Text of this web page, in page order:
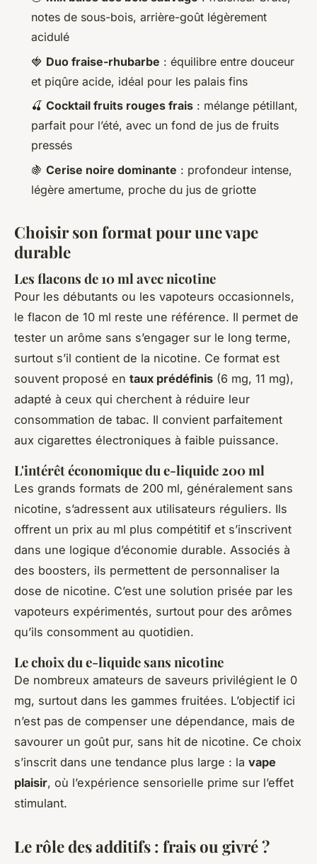
notes de sous-bois, arrière-goût légèrement
acidulé
🍓 Duo fraise-rhubarbe : équilibre entre douceur
et piqûre acide, idéal pour les palais fins
🍒 Cocktail fruits rouges frais : mélange pétillant,
parfait pour l’été, avec un fond de jus de fruits
pressés
🍇 Cerise noire dominante : profondeur intense,
légère amertume, proche du jus de griotte
Choisir son format pour une vape
durable
Les flacons de 10 ml avec nicotine
Pour les débutants ou les vapoteurs occasionnels,
le flacon de 10 ml reste une référence. Il permet de
tester un arôme sans s’engager sur le long terme,
surtout s’il contient de la nicotine. Ce format est
souvent proposé en taux prédéfinis (6 mg, 11 mg),
adapté à ceux qui cherchent à réduire leur
consommation de tabac. Il convient parfaitement
aux cigarettes électroniques à faible puissance.
L'intérêt économique du e-liquide 200 ml
Les grands formats de 200 ml, généralement sans
nicotine, s’adressent aux utilisateurs réguliers. Ils
offrent un prix au ml plus compétitif et s’inscrivent
dans une logique d’économie durable. Associés à
des boosters, ils permettent de personnaliser la
dose de nicotine. C’est une solution prisée par les
vapoteurs expérimentés, surtout pour des arômes
qu’ils consomment au quotidien.
Le choix du e-liquide sans nicotine
De nombreux amateurs de saveurs privilégient le 0
mg, surtout dans les gammes fruitées. L’objectif ici
n’est pas de compenser une dépendance, mais de
savourer un goût pur, sans hit de nicotine. Ce choix
s’inscrit dans une tendance plus large : la vape
plaisir, où l’expérience sensorielle prime sur l’effet
stimulant.
Le rôle des additifs : frais ou givré ?